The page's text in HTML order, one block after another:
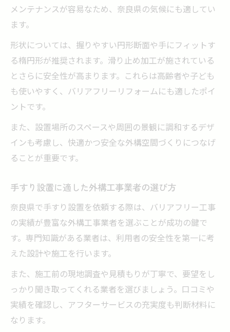
メンテナンスが容易なため、奈良県の気候にも適してい
ます。
形状については、握りやすい円形断面や手にフィットす
る楕円形が推奨されます。滑り止め加工が施されている
とさらに安全性が高まります。これらは高齢者や子ども
も使いやすく、バリアフリーリフォームにも適したポイ
ントです。
また、設置場所のスペースや周囲の景観に調和するデザ
インも考慮し、快適かつ安全な外構空間づくりにつなげ
ることが重要です。
手すり設置に適した外構工事業者の選び方
奈良県で手すり設置を依頼する際は、バリアフリー工事
の実績が豊富な外構工事業者を選ぶことが成功の鍵で
す。専門知識がある業者は、利用者の安全性を第一に考
えた設計や施工を行います。
また、施工前の現地調査や見積もりが丁寧で、要望をし
っかり聞き取ってくれる業者を選びましょう。口コミや
実績を確認し、アフターサービスの充実度も判断材料に
なります。